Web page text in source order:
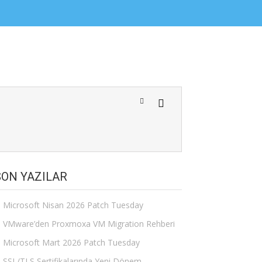
YAZILAR
Microsoft Nisan 2026 Patch Tuesday
VMware’den Proxmoxa VM Migration Rehberi
Microsoft Mart 2026 Patch Tuesday